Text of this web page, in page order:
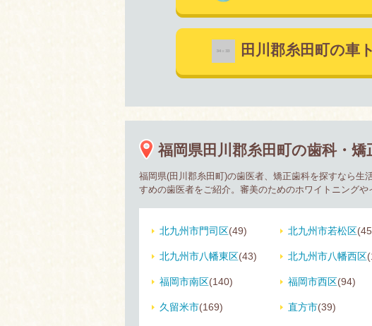
田川郡糸田町の車
福岡県田川郡糸田町の歯科・矯
福岡県(田川郡糸田町)の歯医者、矯正歯科を探すなら
すめの歯医者をご紹介。審美のためのホワイトニングや
北九州市門司区(49) 北九州市若松区
北九州市八幡東区(43) 北九州市八幡西区
福岡市南区(140) 福岡市西区(94)
久留米市(169) 直方市(39)